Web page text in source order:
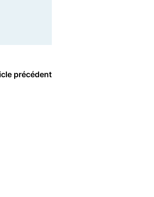
précédent